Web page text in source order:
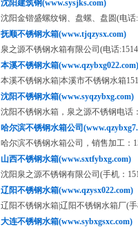
沈阳建筑钢(www.sysjks.com)
沈阳金锴盛螺纹钢、盘螺、盘圆(电话
抚顺不锈钢水箱(www.tjqzysx.com)
泉之源不锈钢水箱有限公司(电话
本溪不锈钢水箱(www.qzybxg022.com)
本溪不锈钢水箱|本溪市不锈钢水箱
沈阳不锈钢水箱(www.syqzybxg.com)
沈阳不锈钢水箱，泉之源不锈钢电话
哈尔滨不锈钢水箱公司
哈尔滨不锈钢水箱公司，销售加工：
山西不锈钢水箱(www.sxtfybxg.com)
沈阳泉之源不锈钢有限公司(手机：
辽阳不锈钢水箱(www.qzysx022.com)
辽阳不锈钢水箱|辽阳不锈钢水箱厂(手
大连不锈钢水箱(www.sybxgsxc.com)